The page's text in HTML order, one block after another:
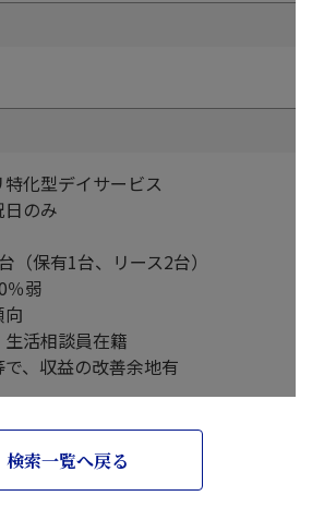
化型デイサービス
日のみ
（保有1台、リース2台）
％弱
向
生活相談員在籍
、収益の改善余地有
検索一覧へ戻る